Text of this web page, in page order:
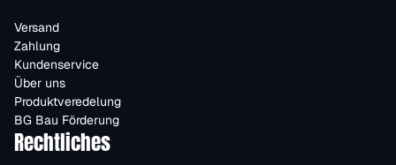
Versand
Zahlung
Kundenservice
Über uns
Produktveredelung
BG Bau Förderung
Rechtliches